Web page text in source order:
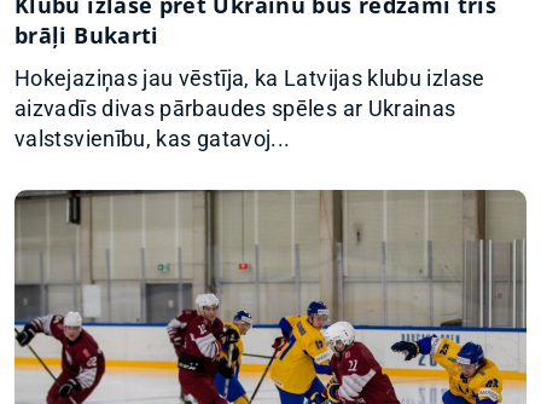
brāļi Bukarti
Hokejaziņas jau vēstīja, ka Latvijas klubu izlase
aizvadīs divas pārbaudes spēles ar Ukrainas
valstsvienību, kas gatavoj...